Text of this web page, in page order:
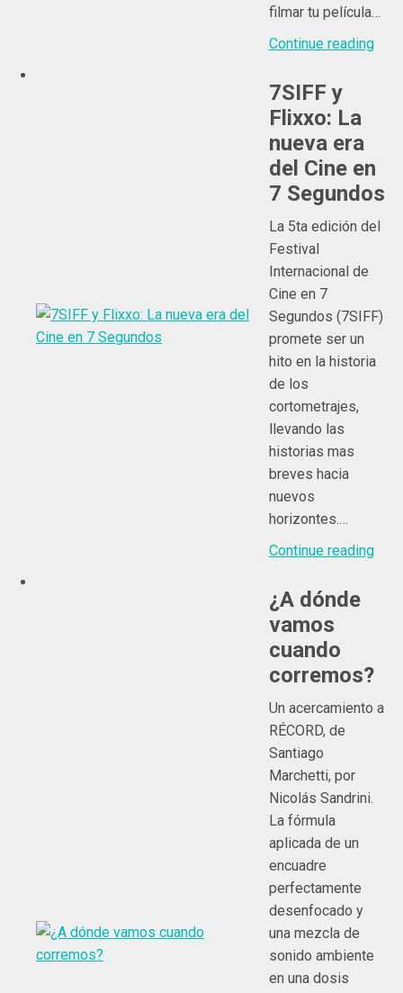
filmar tu película…
Continue reading
7SIFF y
Flixxo: La
nueva era
del Cine en
7 Segundos
La 5ta edición del
Festival
Internacional de
Cine en 7
Segundos (7SIFF)
promete ser un
hito en la historia
de los
cortometrajes,
llevando las
historias mas
breves hacia
nuevos
horizontes.…
Continue reading
¿A dónde
vamos
cuando
corremos?
Un acercamiento a
RÉCORD, de
Santiago
Marchetti, por
Nicolás Sandrini.
La fórmula
aplicada de un
encuadre
perfectamente
desenfocado y
una mezcla de
sonido ambiente
en una dosis